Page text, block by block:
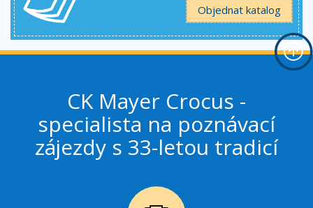
Objednat katalog
CK Mayer Crocus -
specialista na poznávací
zájezdy s 33-letou tradicí